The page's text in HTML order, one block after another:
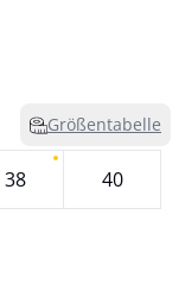
Größentabelle
38 40